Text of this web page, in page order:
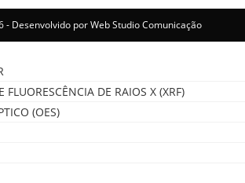
- Desenvolvido porWeb Studio Comunicação
FLUORESCÊNCIA DE RAIOS X (XRF)
(OES)